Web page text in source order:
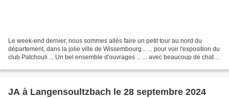
Le week-end dernier, nous sommes allés faire un petit tour au nord du
département, dans la jolie ville de Wissembourg... ... pour voir l'exposition du
club Patchouli ... Un bel ensemble d'ouvrages ... ... avec beaucoup de chats
JA à Langensoultzbach le 28 septembre 2024